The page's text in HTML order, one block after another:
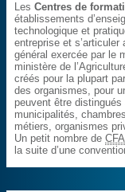
LesCentres de
établissements
technologique et
entreprise et
général exercée par le
ministère de
créés pour la plupart
des organismes, pour
peuvent être
municipalités,
métiers, organismes
Un petit nombre deCFA
la suite d’une